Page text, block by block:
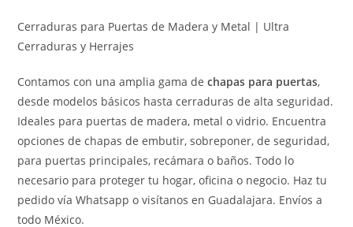
Cerraduras para Puertas de Madera y Metal | Ultra
Cerraduras y Herrajes
Contamos con una amplia gama dechapas para puertas,
desde modelos básicos hasta cerraduras de alta seguridad.
Ideales para puertas de madera, metal o vidrio. Encuentra
opciones de chapas de embutir, sobreponer, de seguridad,
para puertas principales, recámara o baños. Todo lo
necesario para proteger tu hogar, oficina o negocio. Haz tu
pedido vía Whatsapp o visítanos en Guadalajara. Envíos a
todo México.